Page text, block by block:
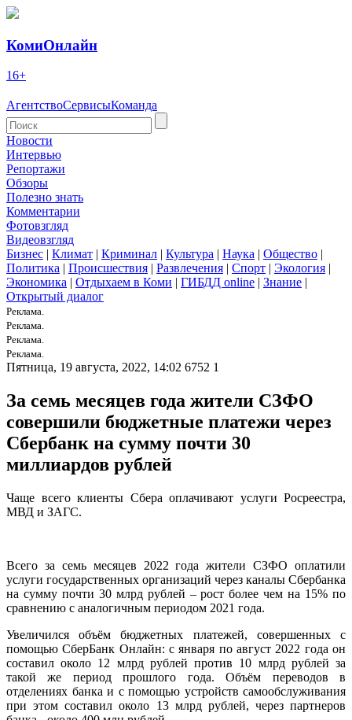
КомиОнлайн
16+
АгентствоСервисыКоманда
Новости
Интервью
Репортажи
Обзоры
Полезно знать
Комментарии
Фотовзгляд
Видеовзгляд
Бизнес | Климат | Криминал | Культура | Наука | Общество |
Политика | Происшествия | Развлечения | Спорт | Экология |
Экономика | Отдыхаем в Коми | ГИБДД online | Знание |
Открытый диалог
Реклама.
Реклама.
Реклама.
Реклама.
Пятница, 19 августа, 2022, 14:02 6752 1
За семь месяцев года жители СЗФО
совершили бюджетные платежи через
Сбербанк на сумму почти 30
миллиардов рублей
Чаще всего клиенты Сбера оплачивают услуги Росреестра,
МВД и ЗАГС.
Всего за семь месяцев 2022 года жители СЗФО оплатили
услуги государственных организаций через каналы Сбербанка
на сумму почти 30 млрд рублей – рост более чем на 15% по
сравнению с аналогичным периодом 2021 года.
Увеличился объём бюджетных платежей, совершенных с
помощью СберБанк Онлайн: с января по август 2022 года он
составил около 12 млрд рублей против 10 млрд рублей за
такой же период прошлого года. Объём переводов в
отделениях банка и с помощью устройств самообслуживания
при этом составил около 13 млрд рублей, через партнеров